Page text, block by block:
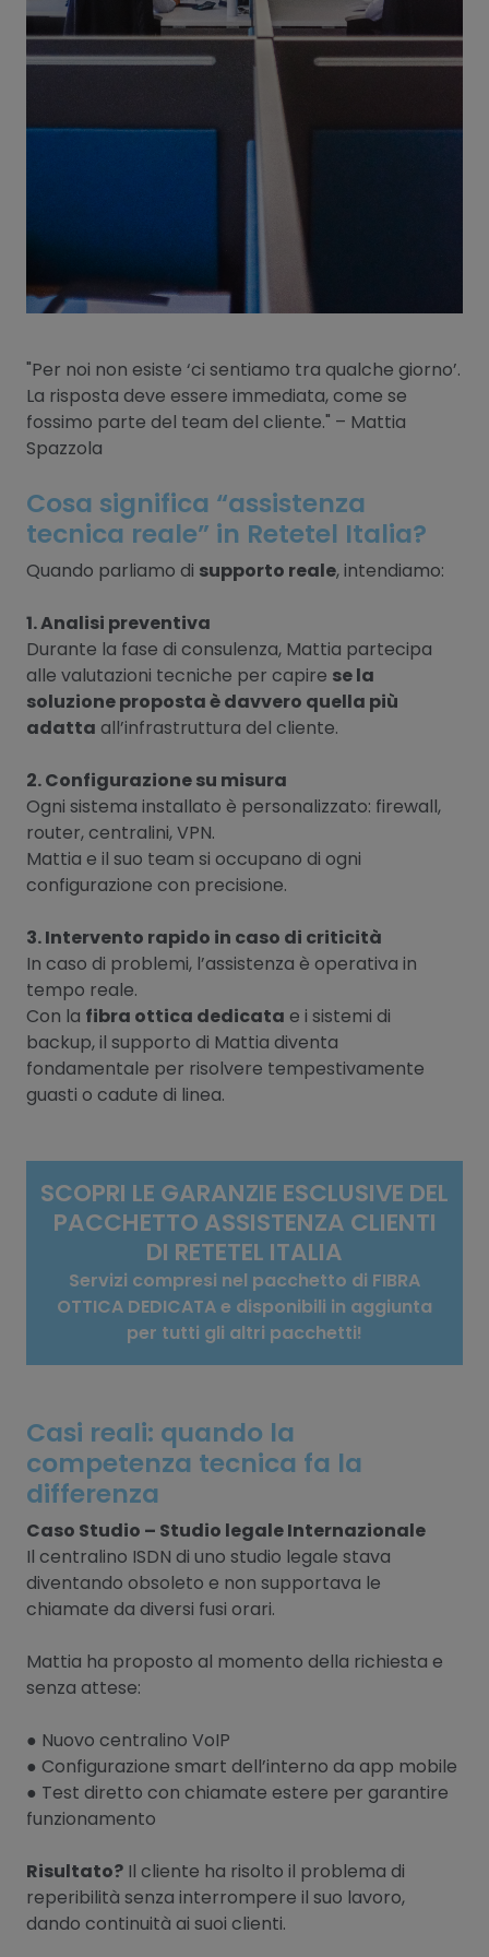
"Per noi non esiste ‘ci sentiamo tra qualche giorno’.
La risposta deve essere immediata, come se
fossimo parte del team del cliente." – Mattia
Spazzola
Cosa significa “assistenza
tecnica reale” in Retetel Italia?
Quando parliamo di supporto reale, intendiamo:
1. Analisi preventiva
Durante la fase di consulenza, Mattia partecipa
alle valutazioni tecniche per capire se la
soluzione proposta è davvero quella più
adatta all’infrastruttura del cliente.
2. Configurazione su misura
Ogni sistema installato è personalizzato: firewall,
router, centralini, VPN.
Mattia e il suo team si occupano di ogni
configurazione con precisione.
3. Intervento rapido in caso di criticità
In caso di problemi, l’assistenza è operativa in
tempo reale.
Con la fibra ottica dedicata e i sistemi di
backup, il supporto di Mattia diventa
fondamentale per risolvere tempestivamente
guasti o cadute di linea.
SCOPRI LE GARANZIE ESCLUSIVE DEL
PACCHETTO ASSISTENZA CLIENTI
DI RETETEL ITALIA
Servizi compresi nel pacchetto di FIBRA
OTTICA DEDICATA e disponibili in aggiunta
per tutti gli altri pacchetti!
Casi reali: quando la
competenza tecnica fa la
differenza
Caso Studio – Studio legale Internazionale
Il centralino ISDN di uno studio legale stava
diventando obsoleto e non supportava le
chiamate da diversi fusi orari.
Mattia ha proposto al momento della richiesta e
senza attese:
● Nuovo centralino VoIP
● Configurazione smart dell’interno da app mobile
● Test diretto con chiamate estere per garantire
funzionamento
Risultato? Il cliente ha risolto il problema di
reperibilità senza interrompere il suo lavoro,
dando continuità ai suoi clienti.